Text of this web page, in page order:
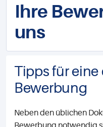
Ihre
uns
Tipps für
Bewerbung
Neben den üblichen